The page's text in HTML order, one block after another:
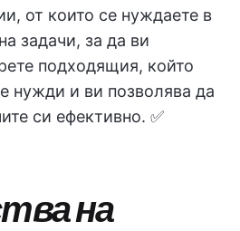
от които се нуждаете в
задачи, за да ви
подходящия, който
нужди и ви позволява да
си ефективно. ✅
на